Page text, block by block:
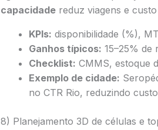
capacidadereduz viagens e
KPIs: disponibilidade (%),
Ganhos típicos: 15–25% de
Checklist: CMMS, estoque
Exemplo de cidade:
no CTR Rio, reduzindo
8) Planejamento 3D de células e